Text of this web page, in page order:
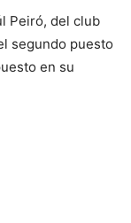
Peiró, del club
segundo puesto
en su